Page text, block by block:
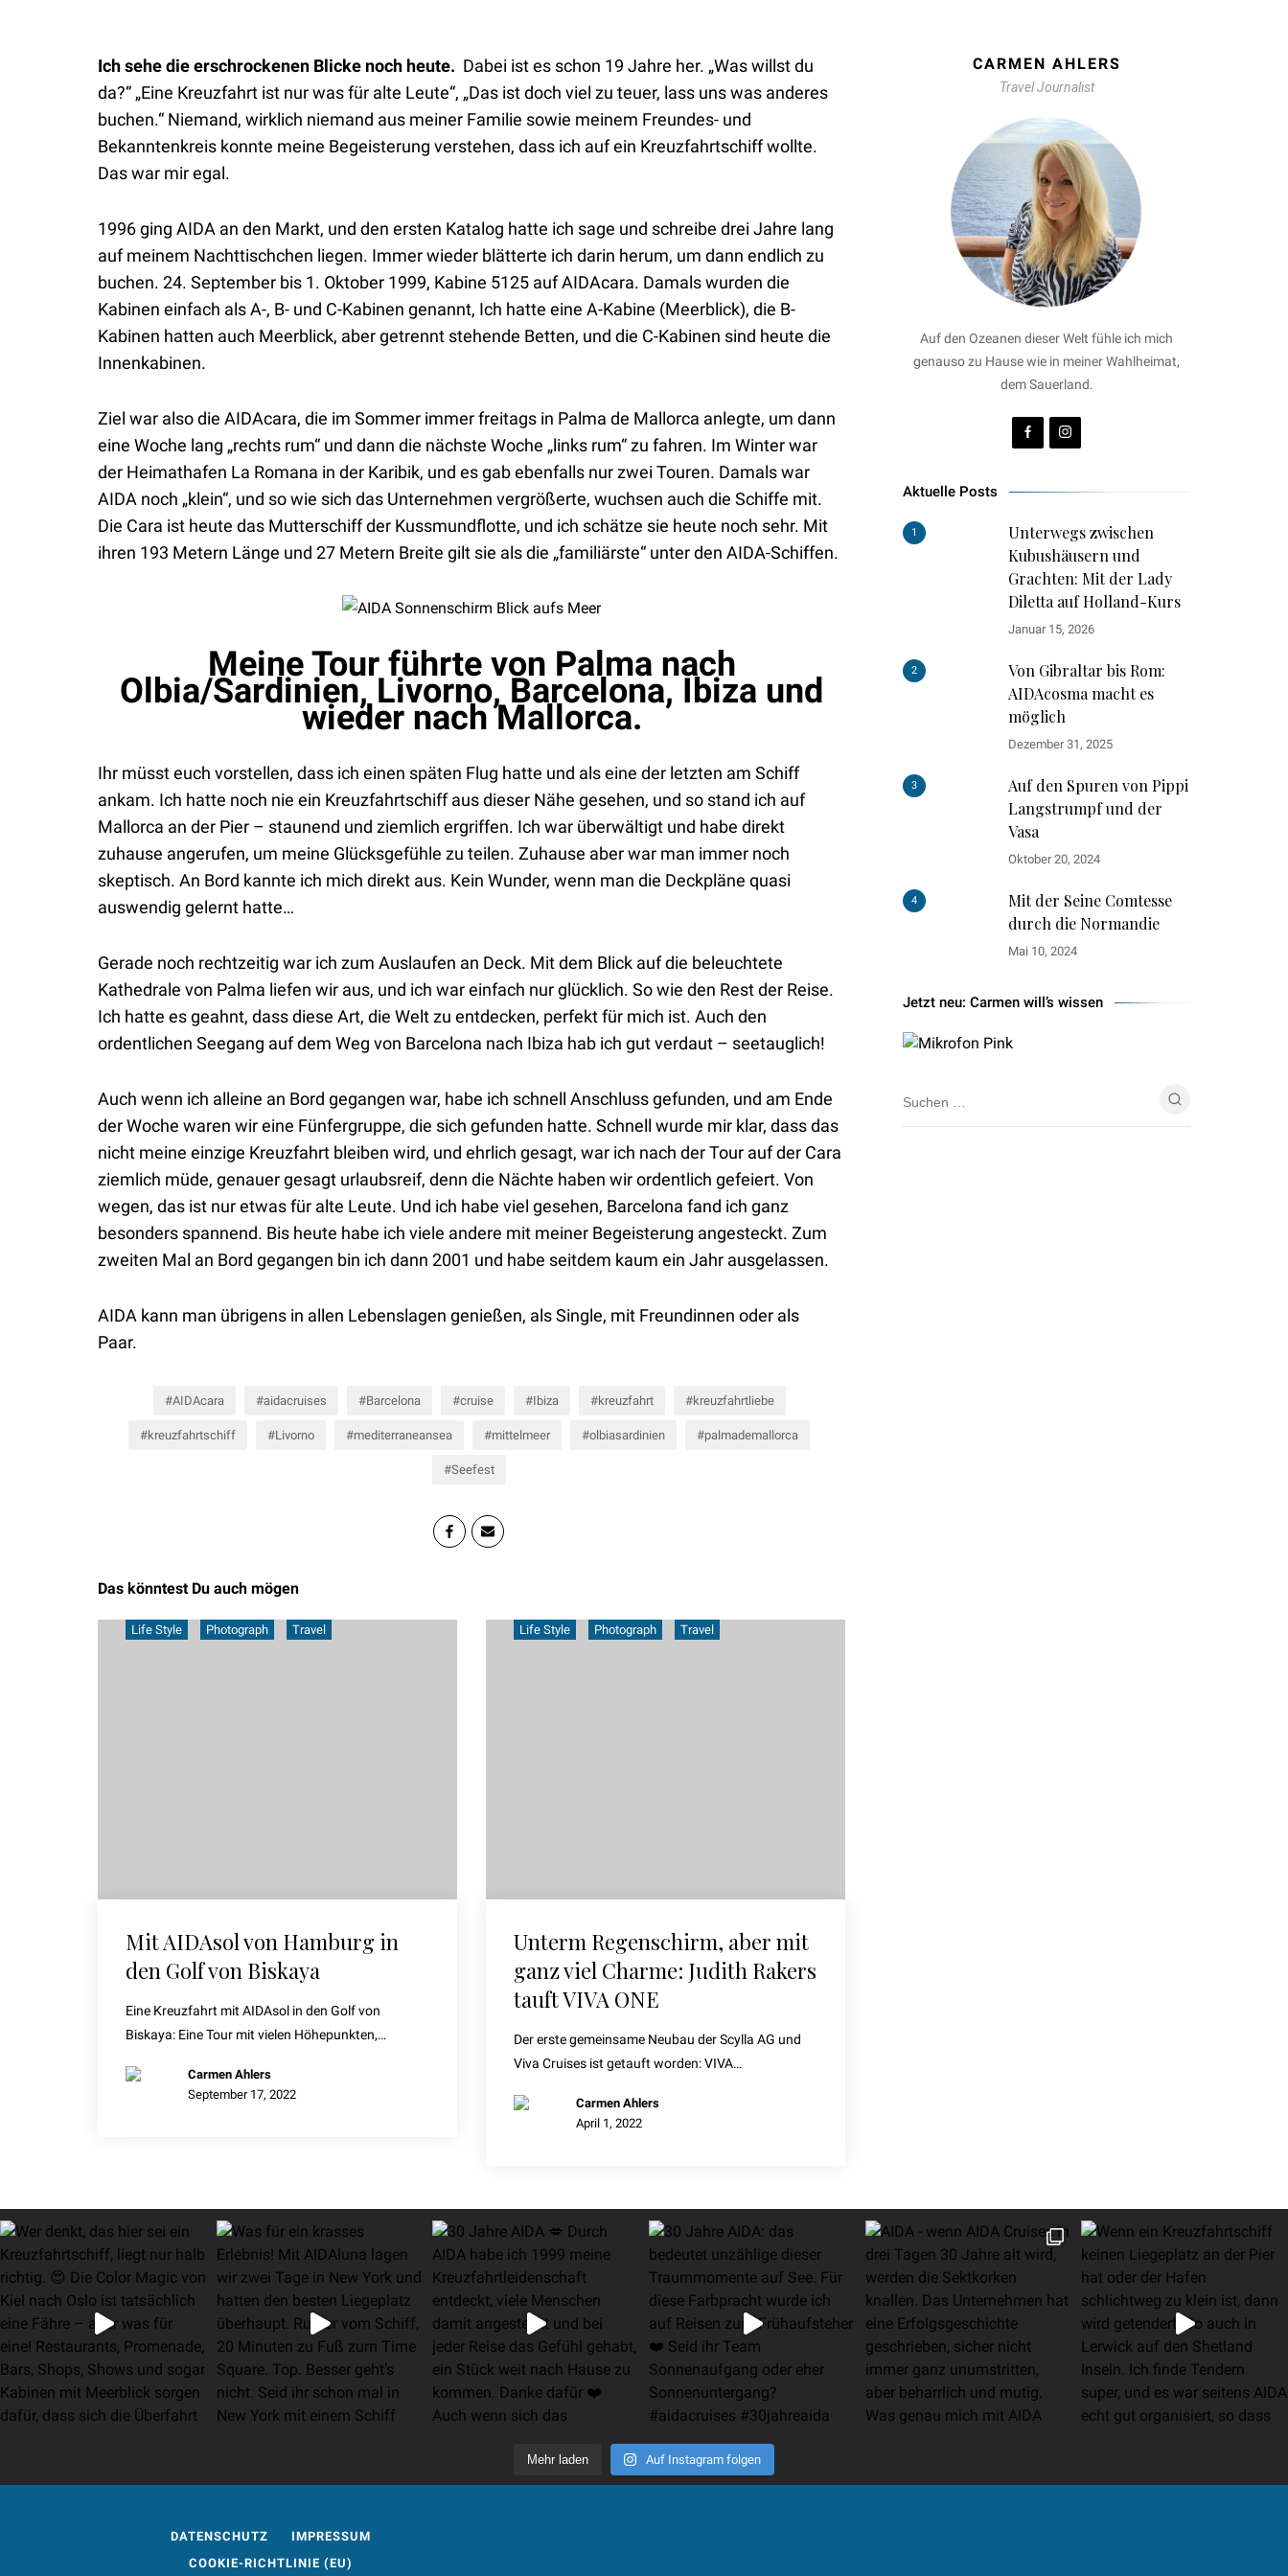
Ich sehe die erschrockenen Blicke noch heute. Dabei ist es schon 19 Jahre her. „Was willst du
da?“ „Eine Kreuzfahrt ist nur was für alte Leute“, „Das ist doch viel zu teuer, lass uns was anderes
buchen.“ Niemand, wirklich niemand aus meiner Familie sowie meinem Freundes- und
Bekanntenkreis konnte meine Begeisterung verstehen, dass ich auf ein Kreuzfahrtschiff wollte.
Das war mir egal.
1996 ging AIDA an den Markt, und den ersten Katalog hatte ich sage und schreibe drei Jahre lang
auf meinem Nachttischchen liegen. Immer wieder blätterte ich darin herum, um dann endlich zu
buchen. 24. September bis 1. Oktober 1999, Kabine 5125 auf AIDAcara. Damals wurden die
Kabinen einfach als A-, B- und C-Kabinen genannt, Ich hatte eine A-Kabine (Meerblick), die B-
Kabinen hatten auch Meerblick, aber getrennt stehende Betten, und die C-Kabinen sind heute die
Innenkabinen.
Ziel war also die AIDAcara, die im Sommer immer freitags in Palma de Mallorca anlegte, um dann
eine Woche lang „rechts rum“ und dann die nächste Woche „links rum“ zu fahren. Im Winter war
der Heimathafen La Romana in der Karibik, und es gab ebenfalls nur zwei Touren. Damals war
AIDA noch „klein“, und so wie sich das Unternehmen vergrößerte, wuchsen auch die Schiffe mit.
Die Cara ist heute das Mutterschiff der Kussmundflotte, und ich schätze sie heute noch sehr. Mit
ihren 193 Metern Länge und 27 Metern Breite gilt sie als die „familiärste“ unter den AIDA-Schiffen.
Meine Tour führte von Palma nach
Olbia/Sardinien, Livorno, Barcelona, Ibiza und
wieder nach Mallorca.
Ihr müsst euch vorstellen, dass ich einen späten Flug hatte und als eine der letzten am Schiff
ankam. Ich hatte noch nie ein Kreuzfahrtschiff aus dieser Nähe gesehen, und so stand ich auf
Mallorca an der Pier – staunend und ziemlich ergriffen. Ich war überwältigt und habe direkt
zuhause angerufen, um meine Glücksgefühle zu teilen. Zuhause aber war man immer noch
skeptisch. An Bord kannte ich mich direkt aus. Kein Wunder, wenn man die Deckpläne quasi
auswendig gelernt hatte…
Gerade noch rechtzeitig war ich zum Auslaufen an Deck. Mit dem Blick auf die beleuchtete
Kathedrale von Palma liefen wir aus, und ich war einfach nur glücklich. So wie den Rest der Reise.
Ich hatte es geahnt, dass diese Art, die Welt zu entdecken, perfekt für mich ist. Auch den
ordentlichen Seegang auf dem Weg von Barcelona nach Ibiza hab ich gut verdaut – seetauglich!
Auch wenn ich alleine an Bord gegangen war, habe ich schnell Anschluss gefunden, und am Ende
der Woche waren wir eine Fünfergruppe, die sich gefunden hatte. Schnell wurde mir klar, dass das
nicht meine einzige Kreuzfahrt bleiben wird, und ehrlich gesagt, war ich nach der Tour auf der Cara
ziemlich müde, genauer gesagt urlaubsreif, denn die Nächte haben wir ordentlich gefeiert. Von
wegen, das ist nur etwas für alte Leute. Und ich habe viel gesehen, Barcelona fand ich ganz
besonders spannend. Bis heute habe ich viele andere mit meiner Begeisterung angesteckt. Zum
zweiten Mal an Bord gegangen bin ich dann 2001 und habe seitdem kaum ein Jahr ausgelassen.
AIDA kann man übrigens in allen Lebenslagen genießen, als Single, mit Freundinnen oder als
Paar.
AIDAcara aidacruises Barcelona cruise Ibiza kreuzfahrt kreuzfahrtliebe
kreuzfahrtschiff Livorno mediterraneansea mittelmeer olbiasardinien palmademallorca
Seefest
Das könntest Du auch mögen
Life Style Photograph Travel
Mit AIDAsol von Hamburg in
den Golf von Biskaya
Eine Kreuzfahrt mit AIDAsol in den Golf von
Biskaya: Eine Tour mit vielen Höhepunkten,…
Carmen Ahlers
September 17, 2022
Life Style Photograph Travel
Unterm Regenschirm, aber mit
ganz viel Charme: Judith Rakers
tauft VIVA ONE
Der erste gemeinsame Neubau der Scylla AG und
Viva Cruises ist getauft worden: VIVA…
Carmen Ahlers
April 1, 2022
CARMEN AHLERS
Travel Journalist
Auf den Ozeanen dieser Welt fühle ich mich
genauso zu Hause wie in meiner Wahlheimat,
dem Sauerland.
Aktuelle Posts
1
Unterwegs zwischen
Kubushäusern und
Grachten: Mit der Lady
Diletta auf Holland-Kurs
Januar 15, 2026
2
Von Gibraltar bis Rom:
AIDAcosma macht es
möglich
Dezember 31, 2025
3
Auf den Spuren von Pippi
Langstrumpf und der
Vasa
Oktober 20, 2024
4
Mit der Seine Comtesse
durch die Normandie
Mai 10, 2024
Jetzt neu: Carmen will’s wissen
Mehr laden Auf Instagram folgen
DATENSCHUTZ
IMPRESSUM
COOKIE-RICHTLINIE (EU)